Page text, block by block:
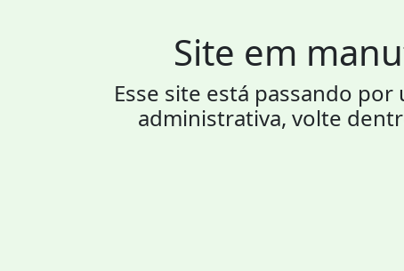
Site em
Esse site está passando
administrativa, volte